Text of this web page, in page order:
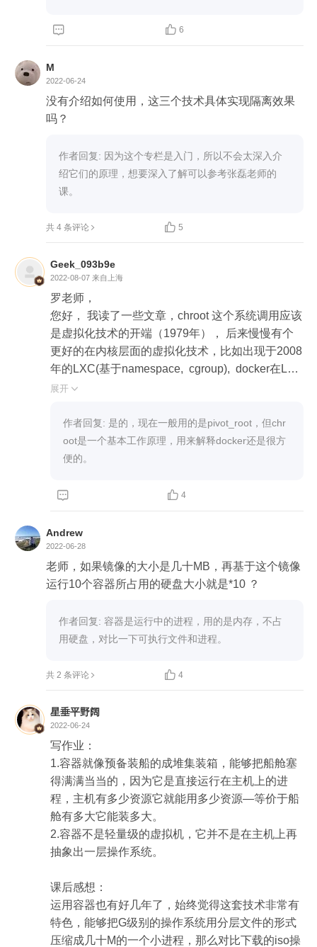
而容器只是一个进程，他们存在本质上的区别；如
义的角度上，他们所做的事情是类似的。
  6
M
2022-06-24
没有介绍如何使用，这三个技术具体实现隔离效果
吗？
作者回复: 因为这个专栏是入门，所以不会太深入介
绍它们的原理，想要深入了解可以参考张磊老师的
课。
共 4 条评论  5
Geek_093b9e
2022-08-07 来自上海
罗老师，
您好， 我读了一些文章，chroot 这个系统调用应该
是虚拟化技术的开端（1979年）， 后来慢慢有个
更好的在内核层面的虚拟化技术，比如出现于2008
年的LXC(基于namespace,  cgroup),  docker在LXC
上面做了又一层封装，所以我理解当前docker底层
谢谢
参考连接：
https://www.codementor.io/blog/docker-technolog
https://blog.aquasec.com/a-brief-history-of-contain
展开 
作者回复: 是的，现在一般用的是pivot_root，但chr
oot是一个基本工作原理，用来解释docker还是很方
便的。
  4
Andrew
2022-06-28
老师，如果镜像的大小是几十MB，再基于这个镜像
运行10个容器所占用的硬盘大小就是*10 ？
作者回复: 容器是运行中的进程，用的是内存，不占
用硬盘，对比一下可执行文件和进程。
共 2 条评论  4
星垂平野阔
2022-06-24
写作业：
1.容器就像预备装船的成堆集装箱，能够把船舱塞
得满满当当的，因为它是直接运行在主机上的进
程，主机有多少资源它就能用多少资源—等价于船
舱有多大它能装多大。
2.容器不是轻量级的虚拟机，它并不是在主机上再
抽象出一层操作系统。
课后感想：
运用容器也有好几年了，始终觉得这套技术非常有
特色，能够把G级别的操作系统用分层文件的形式
压缩成几十M的一个小进程，那么对比下载的iso操